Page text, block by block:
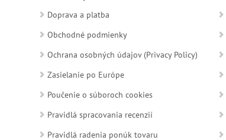
Doprava a platba
Obchodné podmienky
Ochrana osobných údajov (Privacy Policy)
Zasielanie po Európe
Poučenie o súboroch cookies
Pravidlá spracovania recenzií
Pravidlá radenia ponúk tovaru